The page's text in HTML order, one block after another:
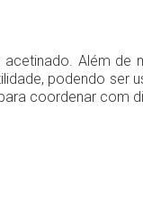
Além
podendo
coordenar com